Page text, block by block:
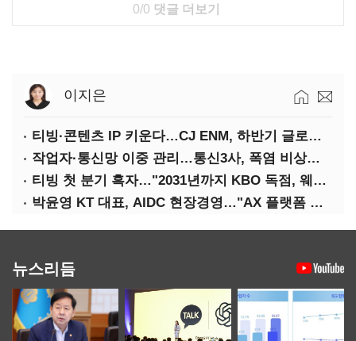
0/0 댓글 더보기
이지은
티빙·콘텐츠 IP 키운다…CJ ENM, 하반기 글로벌 확장 가속
작업자·통신망 이중 관리…통신3사, 폭염 비상대응 돌입
티빙 첫 분기 흑자…"2031년까지 KBO 독점, 웨이브 합병도 속도"
박윤영 KT 대표, AIDC 현장경영…"AX 플랫폼 핵심 인프라로 키운다"
뉴스리듬